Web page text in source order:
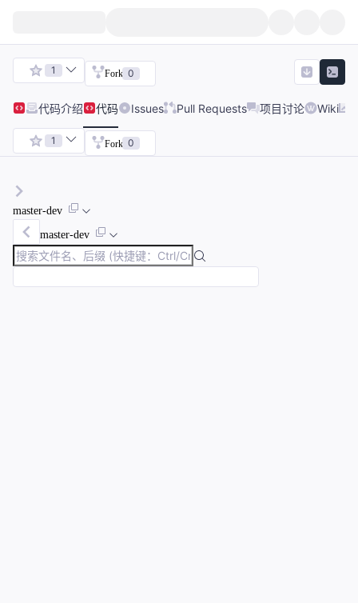
1 Fork 0
代码介绍 代码 Issues Pull Requests 项目讨论 Wiki
1 Fork 0
master-dev
master-dev